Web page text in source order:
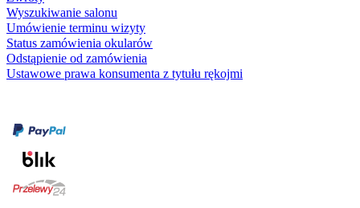
Wyszukiwanie salonu
Umówienie terminu wizyty
Status zamówienia okularów
Odstąpienie od zamówienia
Ustawowe prawa konsumenta z tytułu rękojmi